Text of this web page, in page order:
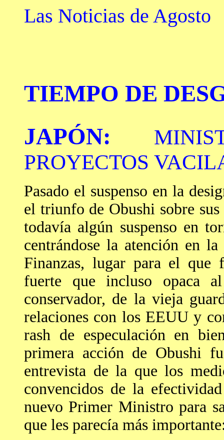
Las Noticias de Agosto
TIEMPO DE
JAPÓN:
PROYECTOS
Pasado el suspenso en la
el triunfo de Obushi sobre
todavía algún suspenso en
centrándose la atención en
Finanzas, lugar para el que
fuerte que incluso opaca
conservador, de la vieja
relaciones con los EEUU y
rash de especulación en
primera acción de Obushi
entrevista de la que los
convencidos de la
nuevo Primer Ministro para
que les parecía más